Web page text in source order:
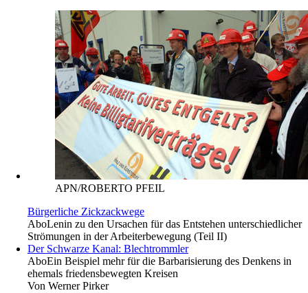
APN/ROBERTO PFEIL
Bürgerliche Zickzackwege
AboLenin zu den Ursachen für das Entstehen ­unterschiedlicher
Strömungen in der Arbeiterbewegung (Teil II)
Der Schwarze Kanal: Blechtrommler
AboEin Beispiel mehr für die Barbarisierung des Denkens in
ehemals friedensbewegten Kreisen
Von Werner Pirker